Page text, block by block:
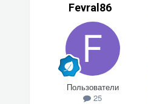
Fevral86
Пользователи
25